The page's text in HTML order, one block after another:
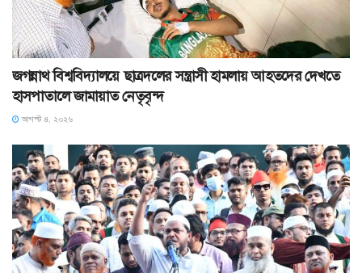
জগন্নাথ বিশ্ববিদ্যালয়ে ছাত্রদলের সন্ত্রাসী হামলায় আহতদের দেখতে
হাসপাতালে জামায়াত নেতৃবৃন্দ
আগস্ট ৪, ২০২৬